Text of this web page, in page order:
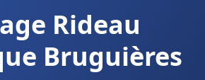
Rideau
Bruguières